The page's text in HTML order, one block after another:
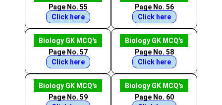
Page No. 55
Click here
Page No. 56
Click here
Biology GK MCQ's
Page No. 57
Click here
Biology GK MCQ's
Page No. 58
Click here
Biology GK MCQ's
Page No. 59
Biology GK MCQ's
Page No. 60